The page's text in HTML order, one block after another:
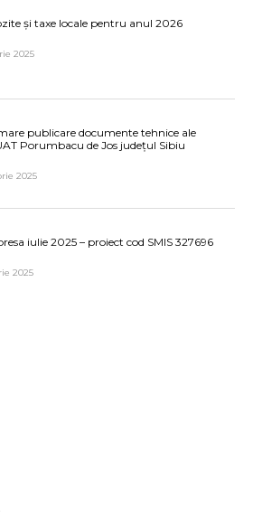
și taxe locale pentru anul 2026
2025
publicare documente tehnice ale
Porumbacu de Jos județul Sibiu
2025
iulie 2025 – proiect cod SMIS 327696
2025